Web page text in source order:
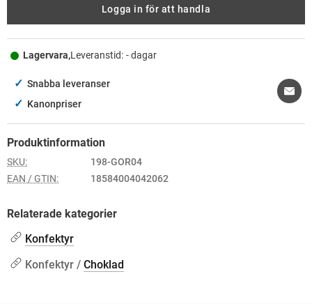
Logga in för att handla
Lagervara,Leveranstid: - dagar
✓ Snabba leveranser
✓ Kanonpriser
Produktinformation
SKU:
198-GOR04
EAN / GTIN:
18584004042062
Relaterade kategorier
Konfektyr
Konfektyr / Choklad